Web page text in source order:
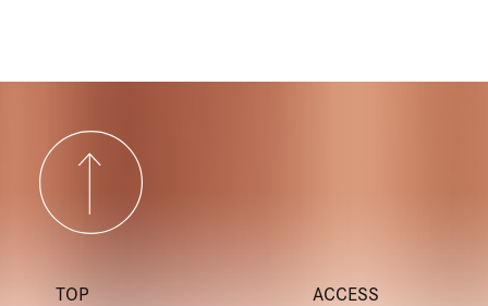
TOP ACCESS